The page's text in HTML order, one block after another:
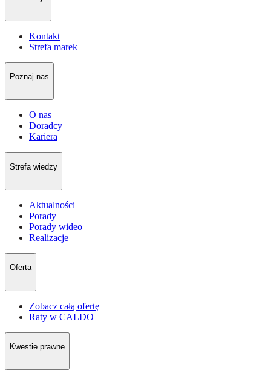
Kontakt
Strefa marek
Poznaj nas
O nas
Doradcy
Kariera
Strefa wiedzy
Aktualności
Porady
Porady wideo
Realizacje
Oferta
Zobacz całą ofertę
Raty w CALDO
Kwestie prawne